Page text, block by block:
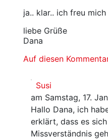
ja.. klar.. ich freu
liebe Grüße
Dana
Auf diesen
Susi
am Samstag, 17.
Hallo Dana, ich
erklärt, dass es
Missverständnis